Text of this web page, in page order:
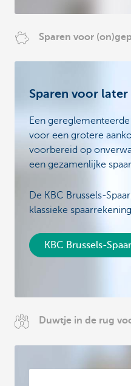
Sparen voor
Sparen voor later
Een
voor een grotere
voorbereid op
een gezamenlijke
De KBC Brussels-
klassieke
KBC Brussels-
Duwtje in de rug